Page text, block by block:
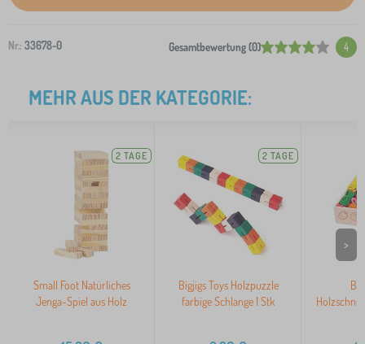
Nr.: 33678-0 Gesamtbewertung (0) 4
MEHR AUS DER KATEGORIE:
2 TAGE
Small Foot Natürliches
Jenga-Spiel aus Holz
2 TAGE
Bigjigs Toys Holzpuzzle
farbige Schlange 1 Stk
>